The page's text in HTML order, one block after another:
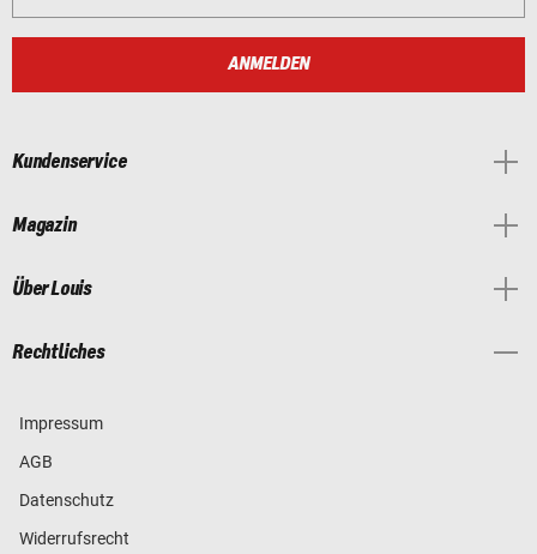
ANMELDEN
Kundenservice
Magazin
Über Louis
Rechtliches
Impressum
AGB
Datenschutz
Widerrufsrecht